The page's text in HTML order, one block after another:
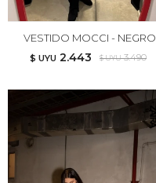
VESTIDO MOCCI - NEGRO
$ UYU 2.443 $ UYU 3.490